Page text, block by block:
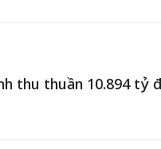
thu thuần 10.894